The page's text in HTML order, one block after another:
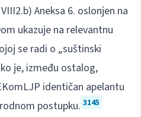
Aneksa 6. oslonjen na
ukazuje na relevantnu
se radi o „suštinski
je, između ostalog,
identičan apelantu
postupku. 3145